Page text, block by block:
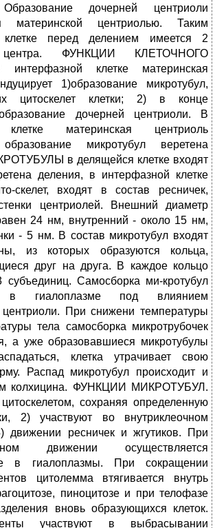
дочерней центриоли
материнской центриолью. Таким
перед делением имеется 2
центра. ФУНКЦИИ КЛЕТОЧНОГО
клетке материнская
1)образование микротубул,
цитоскелет клетки; 2) в конце
дочерней центриоли. В
клетке материнская центриоль
микротубул веретена
в делящейся клетке входят
деления, в интерфазной клетке
скелет, входят в состав ресничек,
центриолей. Внешний диаметр
24 нм, внутренний - около 15 нм,
- 5 нм. В состав микротубул входят
из которых образуются кольца,
друг на друга. В каждое кольцо
субъединиц. Самосборка ми-кротубул
в гиалоплазме под влиянием
центриоли. При снижени температуры
тела самосборка микротрубочек
а уже образовавшиеся микротубулы
клетка утрачивает свою
Распад микротубул происходит и
колхицина. ФУНКЦИИ МИКРОТУБУЛ.
сохраняя определенную
2) участвуют во внутриклеочном
движении ресничек и жгутиков. При
движении осуществляется
в гиалоплазмы. При сокращении
цитолемма втягивается внутрь
пиноцитозе и при телофазе
вновь образующихся клеток.
участвуют в выбрасывании